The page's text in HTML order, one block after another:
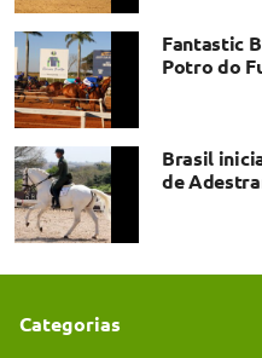
Fantastic
Potro do
Brasil
de
Categorias